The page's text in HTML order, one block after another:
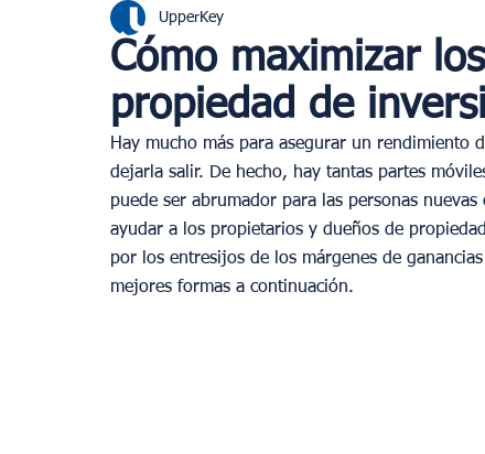
Romaníes Dubai
Juegos Olímpicos de París 2024
Cómo maximizar
propiedad de
UpperKey
Hay mucho más para asegurar un rendimiento
dejarla salir. De hecho, hay tantas partes
puede ser abrumador para las personas
ayudar a los propietarios y dueños de
por los entresijos de los márgenes de
mejores formas a continuación.